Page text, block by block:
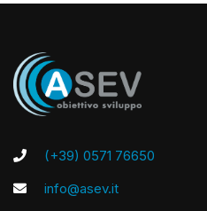
(+39) 0571 76650
info@asev.it